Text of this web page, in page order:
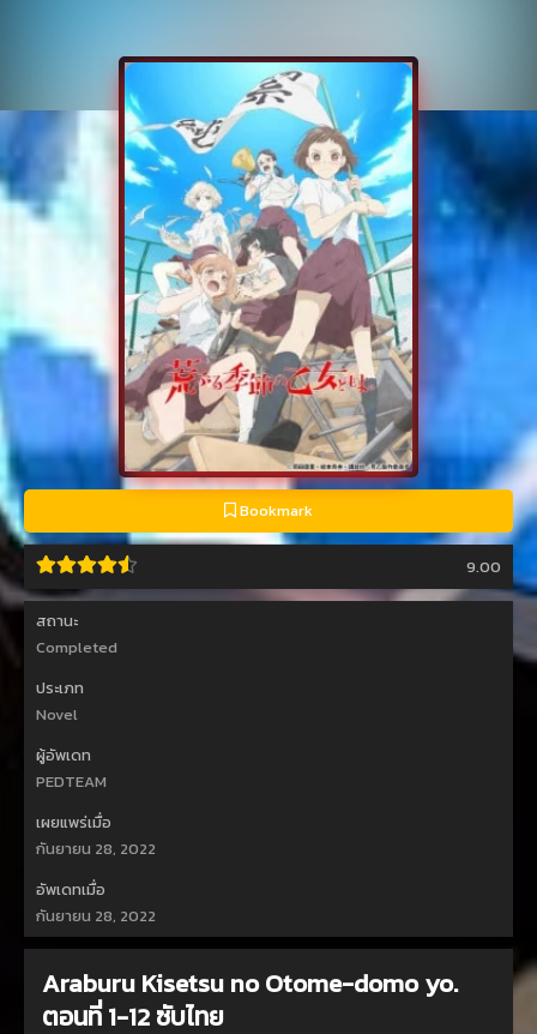
Bookmark
9.00
สถานะ
Completed
ประเภท
Novel
ผู้อัพเดท
PEDTEAM
เผยแพร่เมื่อ
กันยายน 28, 2022
อัพเดทเมื่อ
กันยายน 28, 2022
Araburu Kisetsu no Otome-domo yo.
ตอนที่ 1-12 ซับไทย